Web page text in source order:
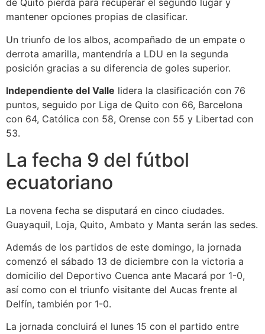
de Quito pierda para recuperar el segundo lugar y
mantener opciones propias de clasificar.
Un triunfo de los albos, acompañado de un empate o
derrota amarilla, mantendría a LDU en la segunda
posición gracias a su diferencia de goles superior.
Independiente del Valle lidera la clasificación con 76
puntos, seguido por Liga de Quito con 66, Barcelona
con 64, Católica con 58, Orense con 55 y Libertad con
53.
La fecha 9 del fútbol
ecuatoriano
La novena fecha se disputará en cinco ciudades.
Guayaquil, Loja, Quito, Ambato y Manta serán las sedes.
Además de los partidos de este domingo, la jornada
comenzó el sábado 13 de diciembre con la victoria a
domicilio del Deportivo Cuenca ante Macará por 1-0,
así como con el triunfo visitante del Aucas frente al
Delfín, también por 1-0.
La jornada concluirá el lunes 15 con el partido entre